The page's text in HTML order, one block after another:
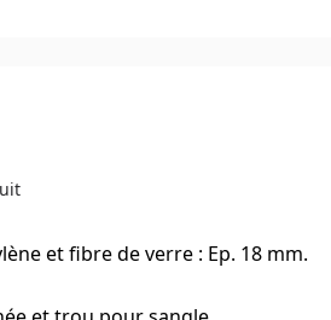
et fibre de verre : Ep. 18 mm.